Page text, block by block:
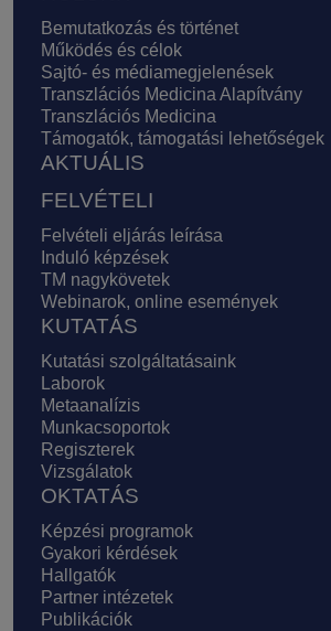
Bemutatkozás és történet
Működés és célok
Sajtó- és médiamegjelenések
Transzlációs Medicina Alapítvány
Transzlációs Medicina
Támogatók, támogatási lehetőségek
AKTUÁLIS
FELVÉTELI
Felvételi eljárás leírása
Induló képzések
TM nagykövetek
Webinarok, online események
KUTATÁS
Kutatási szolgáltatásaink
Laborok
Metaanalízis
Munkacsoportok
Regiszterek
Vizsgálatok
OKTATÁS
Képzési programok
Gyakori kérdések
Hallgatók
Partner intézetek
Publikációk